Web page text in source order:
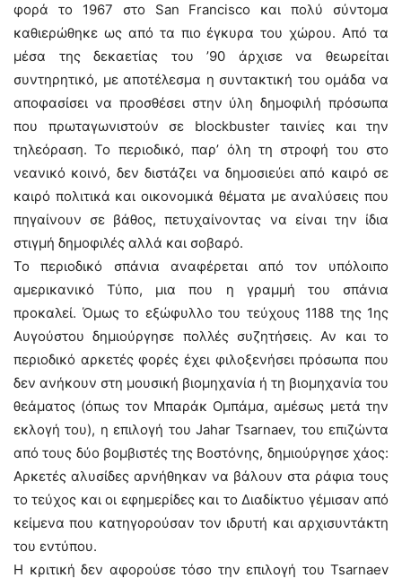
φορά το 1967 στο San Francisco και πολύ σύντομα
καθιερώθηκε ως από τα πιο έγκυρα του χώρου. Από τα
μέσα της δεκαετίας του ’90 άρχισε να θεωρείται
συντηρητικό, με αποτέλεσμα η συντακτική του ομάδα να
αποφασίσει να προσθέσει στην ύλη δημοφιλή πρόσωπα
που πρωταγωνιστούν σε blockbuster ταινίες και την
τηλεόραση. Το περιοδικό, παρ’ όλη τη στροφή του στο
νεανικό κοινό, δεν διστάζει να δημοσιεύει από καιρό σε
καιρό πολιτικά και οικονομικά θέματα με αναλύσεις που
πηγαίνουν σε βάθος, πετυχαίνοντας να είναι την ίδια
στιγμή δημοφιλές αλλά και σοβαρό.
Το περιοδικό σπάνια αναφέρεται από τον υπόλοιπο
αμερικανικό Τύπο, μια που η γραμμή του σπάνια
προκαλεί. Όμως το εξώφυλλο του τεύχους 1188 της 1ης
Αυγούστου δημιούργησε πολλές συζητήσεις. Αν και το
περιοδικό αρκετές φορές έχει φιλοξενήσει πρόσωπα που
δεν ανήκουν στη μουσική βιομηχανία ή τη βιομηχανία του
θεάματος (όπως τον Μπαράκ Ομπάμα, αμέσως μετά την
εκλογή του), η επιλογή του Jahar Tsarnaev, του επιζώντα
από τους δύο βομβιστές της Βοστόνης, δημιούργησε χάος:
Αρκετές αλυσίδες αρνήθηκαν να βάλουν στα ράφια τους
το τεύχος και οι εφημερίδες και το Διαδίκτυο γέμισαν από
κείμενα που κατηγορούσαν τον ιδρυτή και αρχισυντάκτη
του εντύπου.
Η κριτική δεν αφορούσε τόσο την επιλογή του Tsarnaev